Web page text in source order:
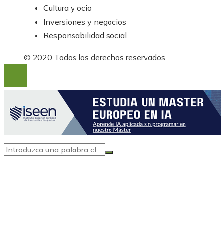
Cultura y ocio
Inversiones y negocios
Responsabilidad social
© 2020 Todos los derechos reservados.